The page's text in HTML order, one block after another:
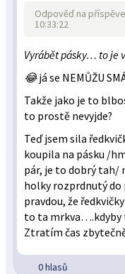
Odpověď na
10:33:22
Vyrábět pásky… to je
😂já se NEMŮŽU
Takže jako je to
to prostě nevyjde?
Teď jsem sila
koupila na pásku /
pár, je to dobrý tah/
holky rozprdnutý do
pravdou, že
to ta mrkva….kdyby
Ztratím čas
0 hlasů